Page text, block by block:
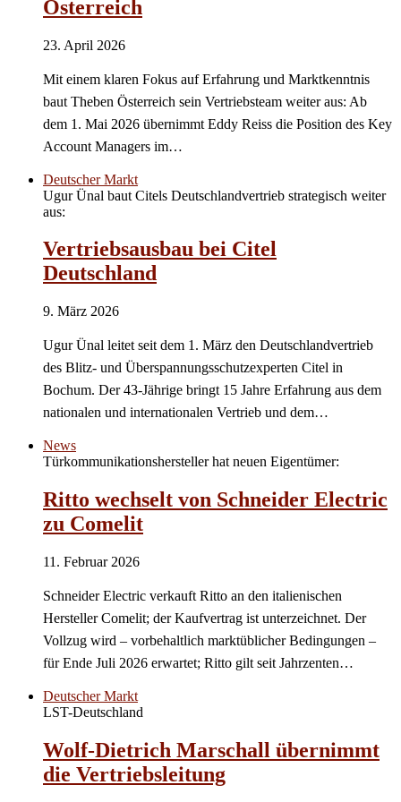
Österreich
23. April 2026
Mit einem klaren Fokus auf Erfahrung und Marktkenntnis
baut Theben Österreich sein Vertriebsteam weiter aus: Ab
dem 1. Mai 2026 übernimmt Eddy Reiss die Position des Key
Account Managers im…
Deutscher Markt
Ugur Ünal baut Citels Deutschlandvertrieb strategisch weiter
aus:
Vertriebsausbau bei Citel
Deutschland
9. März 2026
Ugur Ünal leitet seit dem 1. März den Deutschlandvertrieb
des Blitz- und Überspannungsschutzexperten Citel in
Bochum. Der 43-Jährige bringt 15 Jahre Erfahrung aus dem
nationalen und internationalen Vertrieb und dem…
News
Türkommunikationshersteller hat neuen Eigentümer:
Ritto wechselt von Schneider Electric
zu Comelit
11. Februar 2026
Schneider Electric verkauft Ritto an den italienischen
Hersteller Comelit; der Kaufvertrag ist unterzeichnet. Der
Vollzug wird – vorbehaltlich marktüblicher Bedingungen –
für Ende Juli 2026 erwartet; Ritto gilt seit Jahrzenten…
Deutscher Markt
LST-Deutschland
Wolf-Dietrich Marschall übernimmt
die Vertriebsleitung